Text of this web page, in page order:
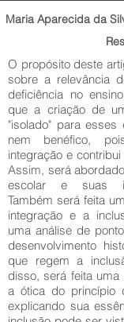
Maria Aparecida da
O propósito deste
sobre a relevância
deficiência no
que a criação de
"isolado" para esses
nem benéfico,
integração e
Assim, será
escolar e suas
Também será feita
integração e a
uma análise de
desenvolvimento
que regem a
disso, será feita
a ótica do princípio
explicando sua